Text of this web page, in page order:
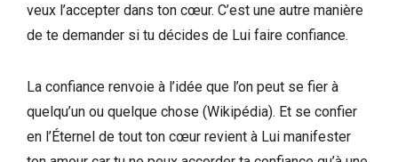
veux l’accepter dans ton cœur. C’est une autre manière
de te demander si tu décides de Lui faire confiance.
La confiance renvoie à l’idée que l’on peut se fier à
quelqu’un ou quelque chose (Wikipédia). Et se confier
en l’Éternel de tout ton cœur revient à Lui manifester